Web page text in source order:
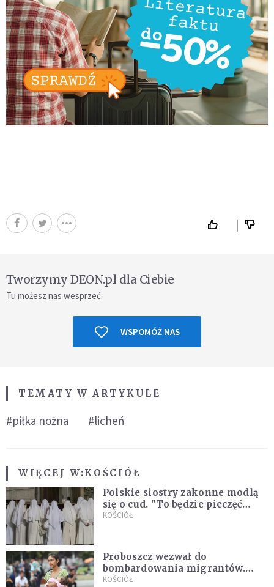
Tworzymy DEON.pl dla Ciebie
Tu możesz nas wesprzeć.
WSPOMÓŻ NAS
TEMATY W ARTYKULE
#piłka nożna #licheń
WIĘCEJ W:KOŚCIÓŁ
Polskie siostry zakonne modlą
się o cud. "To będzie pieczęć
Pana Boga dla naszej wiary"
KOŚCIÓŁ
Proboszcz wezwał do
bombardowania migrantów.
"Masowy ogień przeciwko
KOŚCIÓŁ